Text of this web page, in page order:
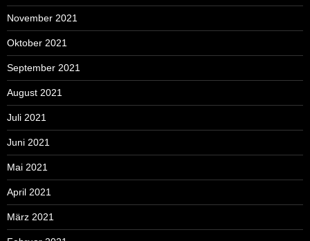
November 2021
Oktober 2021
September 2021
August 2021
Juli 2021
Juni 2021
Mai 2021
April 2021
März 2021